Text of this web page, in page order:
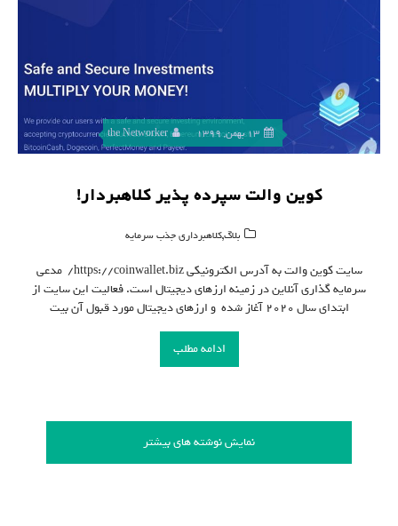
13 بهمن, 1399 the Networker
کوین والت سپرده پذیر کلاهبردار!
بلاگ,کلاهبرداری جذب سرمایه
سایت کوین والت به آدرس الکترونیکی https://coinwallet.biz/ مدعی
سرمایه گذاری آنلاین در زمینه ارزهای دیجیتال است. فعالیت این سایت از
ابتدای سال 2020 آغاز شده و ارزهای دیجیتال مورد قبول آن بیت
ادامه مطلب
نمایش نوشته های بیشتر